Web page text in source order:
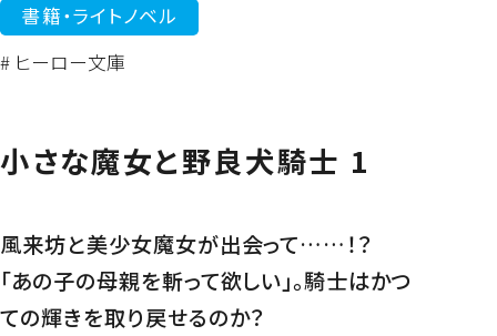
書籍・ライトノベル
# ヒーロー文庫
小さな魔女と野良犬騎士 1
風来坊と美少女魔女が出会って……！？
「あの子の母親を斬って欲しい」。騎士はかつ
ての輝きを取り戻せるのか？